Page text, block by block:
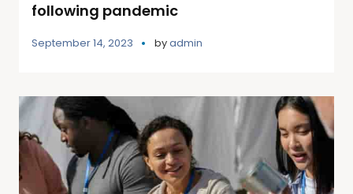
following pandemic
September 14, 2023 byadmin